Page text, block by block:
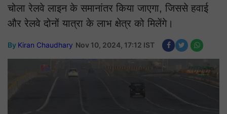
चोला रेलवे लाइन के समानांतर किया जाएगा, जिससे हवाई
और रेलवे दोनों यात्रा के लाभ क्षेत्र को मिलेंगे।
By Kiran Chaudhary Nov 10, 2024, 17:12 IST